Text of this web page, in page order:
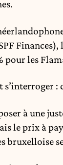
pour les
s’interroger
à une
le prix à
bruxelloise